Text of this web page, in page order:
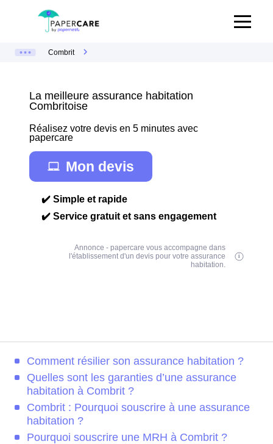
Combrit
La meilleure assurance habitation
Combritoise
Réalisez votre devis en 5 minutes avec
papercare
Mon devis
✔️ Simple et rapide
✔️ Service gratuit et sans engagement
Annonce - papercare vous accompagne dans
l'établissement d'un devis pour votre assurance
habitation.
Comment résilier son assurance habitation ?
Quelles sont les garanties d’une assurance
habitation à Combrit ?
Combrit : Pourquoi souscrire à une assurance
habitation ?
Pourquoi souscrire une MRH à Combrit ?